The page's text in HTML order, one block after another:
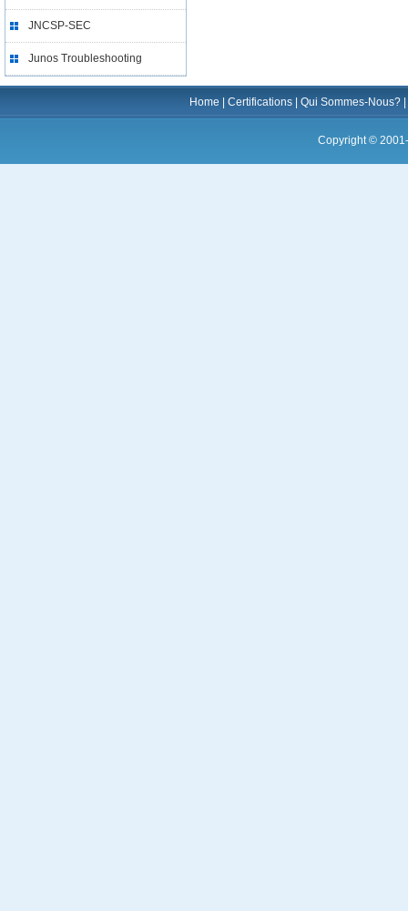
JNCSP-SEC
Junos Troubleshooting
Home Certifications Qui Sommes-Nous?
Copyright ©